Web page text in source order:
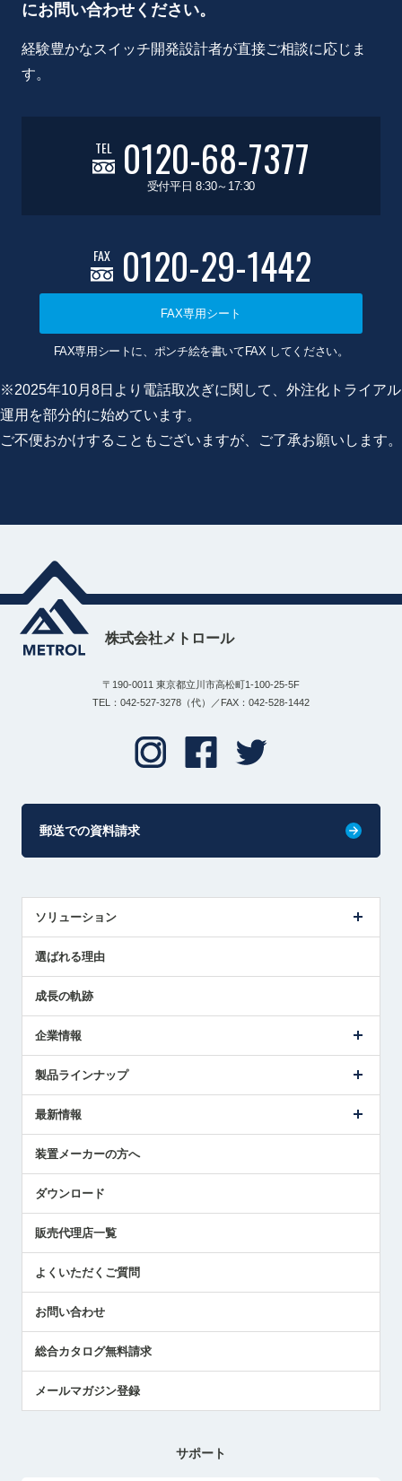
にお問い合わせください。
経験豊かなスイッチ開発設計者が直接ご相談に応じま
す。
TEL 0120-68-7377
受付平日 8:30～17:30
FAX 0120-29-1442
FAX専用シート
FAX専用シートに、ポンチ絵を書いてFAX してください。
※2025年10月8日より電話取次ぎに関して、外注化トライアル
運用を部分的に始めています。
ご不便おかけすることもございますが、ご了承お願いします。
株式会社メトロール
〒190-0011 東京都立川市高松町1-100-25-5F
TEL：042-527-3278（代）／FAX：042-528-1442
郵送での資料請求
ソリューション
解決策提案
選ばれる理由
成長の軌跡
企業情報
ごあいさつ
受賞履歴
採用情報
国/地域/言語
製品ラインナップ
ツールセッタ製品
エアマイクロセンサ製品
最新情報
メトロールの技術
社員ブログ
中小企業のBCP地震対策
センサのテクニカルガイド
社長ブログ
装置メーカーの方へ
ダウンロード
販売代理店一覧
よくいただくご質問
お問い合わせ
総合カタログ無料請求
メールマガジン登録
サポート